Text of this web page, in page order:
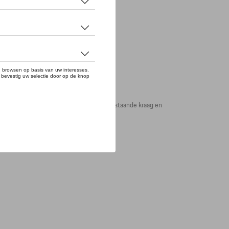
jack is uitgevoerd met een rechtopstaande kraag en
en rug.